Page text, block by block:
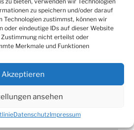
zu speichern und/oder darauf
Technologien zustimmst, können wir
oder eindeutige IDs auf dieser Website
nicht erteilst oder
Merkmale und Funktionen
Akzeptieren
ansehen
DatenschutzImpressum
Wochenenden der Erzquell
in der Ortsmitte